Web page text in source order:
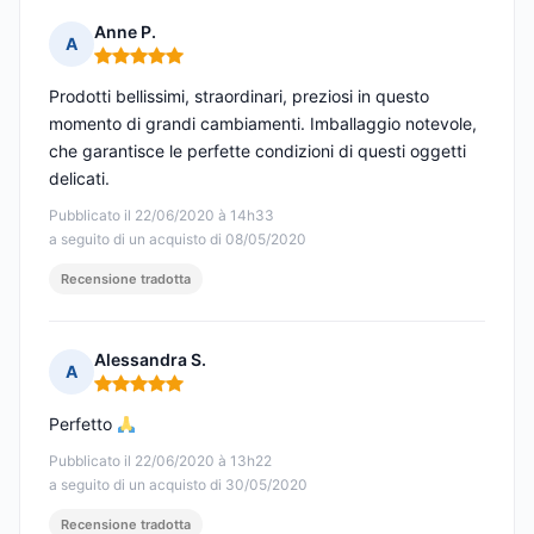
A
Anne P.
Nota: 5 su 5
Pubblicato il 22/06/2020 à 14h33
a seguito di un acquisto di 08/05/2020
Prodotti bellissimi, straordinari, preziosi in questo
momento di grandi cambiamenti. Imballaggio notevole,
che garantisce le perfette condizioni di questi oggetti
delicati.
Recensione tradotta
A
Alessandra S.
Nota: 5 su 5
Pubblicato il 22/06/2020 à 13h22
a seguito di un acquisto di 30/05/2020
Perfetto
Recensione tradotta